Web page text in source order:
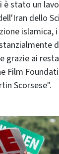
è stato un
dello
islamica,
grazie ai
Film
Scorsese".